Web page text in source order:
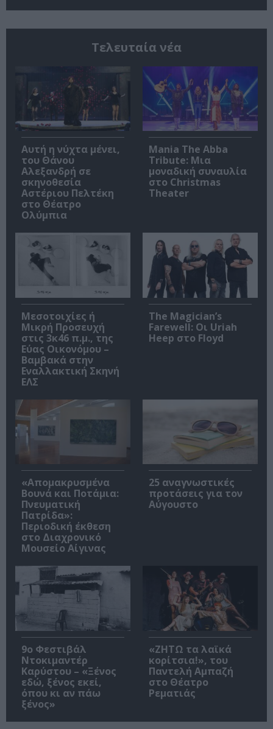
Τελευταία νέα
Αυτή η νύχτα μένει,
του Θάνου
Αλεξανδρή σε
σκηνοθεσία
Αστέριου Πελτέκη
στο Θέατρο
Ολύμπια
Mania The Abba
Tribute: Μια
μοναδική συναυλία
στο Christmas
Theater
Μεσοτοιχίες ή
Μικρή Προσευχή
στις 3κ46 π.μ., της
Εύας Οικονόμου –
Βαμβακά στην
Εναλλακτική Σκηνή
ΕΛΣ
The Magician’s
Farewell: Οι Uriah
Heep στο Floyd
«Απομακρυσμένα
Βουνά και Ποτάμια:
Πνευματική
Πατρίδα»:
Περιοδική έκθεση
στο Διαχρονικό
Μουσείο Αίγινας
25 αναγνωστικές
προτάσεις για τον
Αύγουστο
9ο Φεστιβάλ
Ντοκιμαντέρ
Καρύστου – «Ξένος
εδώ, ξένος εκεί,
όπου κι αν πάω
ξένος»
«ΖΗΤΩ τα λαϊκά
κορίτσια!», του
Παντελή Αμπαζή
στο Θέατρο
Ρεματιάς